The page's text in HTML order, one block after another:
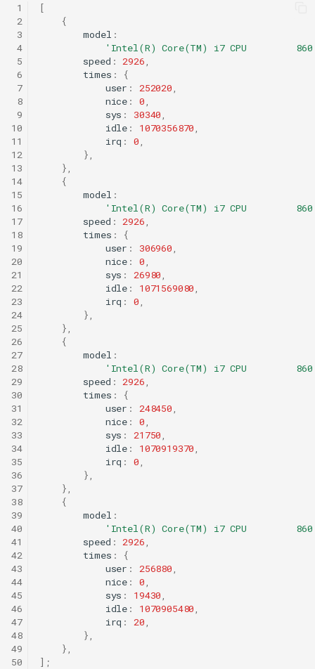
1
2
3
4
5
6
7
8
9
10
11
12
13
14
15
16
17
18
19
20
21
22
23
24
25
26
27
28
29
30
31
32
33
34
35
36
37
38
39
40
41
42
43
44
45
46
47
48
49
50
[
{
model :
'Intel(R) Core(TM) i7 CPU         860
speed : 2926,
times :
{
user : 252020,
nice : 0,
sys : 30340,
idle : 1070356870,
irq : 0,
},
},
{
model :
'Intel(R) Core(TM) i7 CPU         860
speed : 2926,
times :
{
user : 306960,
nice : 0,
sys : 26980,
idle : 1071569080,
irq : 0,
},
},
{
model :
'Intel(R) Core(TM) i7 CPU         860
speed : 2926,
times :
{
user : 248450,
nice : 0,
sys : 21750,
idle : 1070919370,
irq : 0,
},
},
{
model :
'Intel(R) Core(TM) i7 CPU         860
speed : 2926,
times :
{
user : 256880,
nice : 0,
sys : 19430,
idle : 1070905480,
irq : 20,
},
},
];